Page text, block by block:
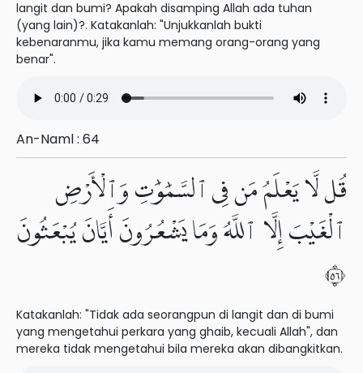
langit dan bumi? Apakah disamping Allah ada tuhan
(yang lain)?. Katakanlah: "Unjukkanlah bukti
kebenaranmu, jika kamu memang orang-orang yang
benar".
An-Naml : 64
قُل لَّا يَعْلَمُ مَن فِى ٱلسَّمَٰوَٰتِ وَٱلْأَرْضِ
ٱلْغَيْبَ إِلَّا ٱللَّهُ وَمَا يَشْعُرُونَ أَيَّانَ يُبْعَثُونَ
٦٥
Katakanlah: "Tidak ada seorangpun di langit dan di bumi
yang mengetahui perkara yang ghaib, kecuali Allah", dan
mereka tidak mengetahui bila mereka akan dibangkitkan.